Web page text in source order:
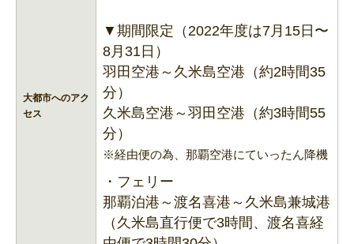
大都市へのアク
セス
▼期間限定（2022年度は7月15日〜
8月31日）
羽田空港～久米島空港（約2時間35
分）
久米島空港～羽田空港（約3時間55
分）
※経由便の為、那覇空港にていったん降機
・フェリー
那覇泊港～渡名喜港～久米島兼城港
（久米島直行便で3時間、渡名喜経